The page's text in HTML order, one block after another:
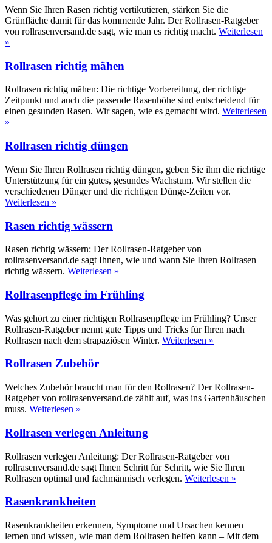
Wenn Sie Ihren Rasen richtig vertikutieren, stärken Sie die
Grünfläche damit für das kommende Jahr. Der Rollrasen-Ratgeber
von rollrasenversand.de sagt, wie man es richtig macht. Weiterlesen
»
Rollrasen richtig mähen
Rollrasen richtig mähen: Die richtige Vorbereitung, der richtige
Zeitpunkt und auch die passende Rasenhöhe sind entscheidend für
einen gesunden Rasen. Wir sagen, wie es gemacht wird. Weiterlesen
»
Rollrasen richtig düngen
Wenn Sie Ihren Rollrasen richtig düngen, geben Sie ihm die richtige
Unterstützung für ein gutes, gesundes Wachstum. Wir stellen die
verschiedenen Dünger und die richtigen Dünge-Zeiten vor.
Weiterlesen »
Rasen richtig wässern
Rasen richtig wässern: Der Rollrasen-Ratgeber von
rollrasenversand.de sagt Ihnen, wie und wann Sie Ihren Rollrasen
richtig wässern. Weiterlesen »
Rollrasenpflege im Frühling
Was gehört zu einer richtigen Rollrasenpflege im Frühling? Unser
Rollrasen-Ratgeber nennt gute Tipps und Tricks für Ihren nach
Rollrasen nach dem strapaziösen Winter. Weiterlesen »
Rollrasen Zubehör
Welches Zubehör braucht man für den Rollrasen? Der Rollrasen-
Ratgeber von rollrasenversand.de zählt auf, was ins Gartenhäuschen
muss. Weiterlesen »
Rollrasen verlegen Anleitung
Rollrasen verlegen Anleitung: Der Rollrasen-Ratgeber von
rollrasenversand.de sagt Ihnen Schritt für Schritt, wie Sie Ihren
Rollrasen optimal und fachmännisch verlegen. Weiterlesen »
Rasenkrankheiten
Rasenkrankheiten erkennen, Symptome und Ursachen kennen
lernen und wissen, wie man dem Rollrasen helfen kann – Mit dem